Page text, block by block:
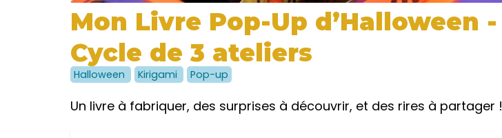
Mon Livre Pop-Up d’Halloween -
Cycle de 3 ateliers
Halloween Kirigami Pop-up
Un livre à fabriquer, des surprises à découvrir, et des rires à partager !